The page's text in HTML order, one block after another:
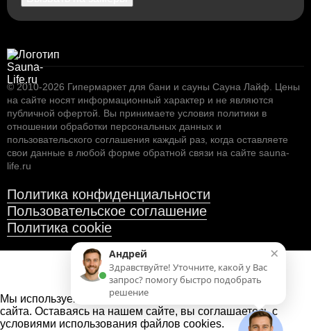
1.593
Полок термоабаш, узкий, 26х42х2700 мм.
Полок термоабаш, узкий, 26х42х3000 мм.
© 2010-2026 Гипермаркет для бани и сауны Сауна Лайф
Цены
на сайте носят информационный характер и не являются
публичной офертой. Вы принимаете условия политики в
отношении обработки персональных данных и
пользовательского соглашения каждый раз, когда оставляете
свои данные в любой форме обратной связи на сайте sauna-
life.ru
Политика конфиденциальности
Пользовательское соглашение
Политика cookie
Мы используем файлы cookies
сайта. Оставаясь на нашем сайте, вы соглашаетесь с
условиями использования файлов cookies.
×
Андрей
Здравствуйте! Уточните, какой у Вас
запрос? помогу быстро подобрать
решение